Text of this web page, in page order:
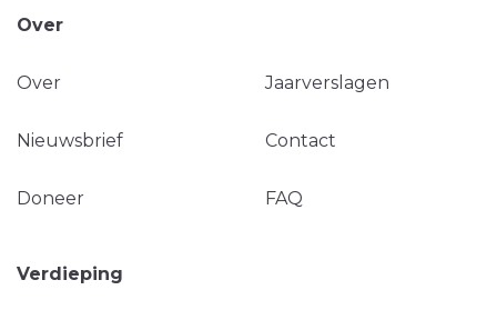
Over
Over Jaarverslagen
Nieuwsbrief Contact
Doneer FAQ
Verdieping